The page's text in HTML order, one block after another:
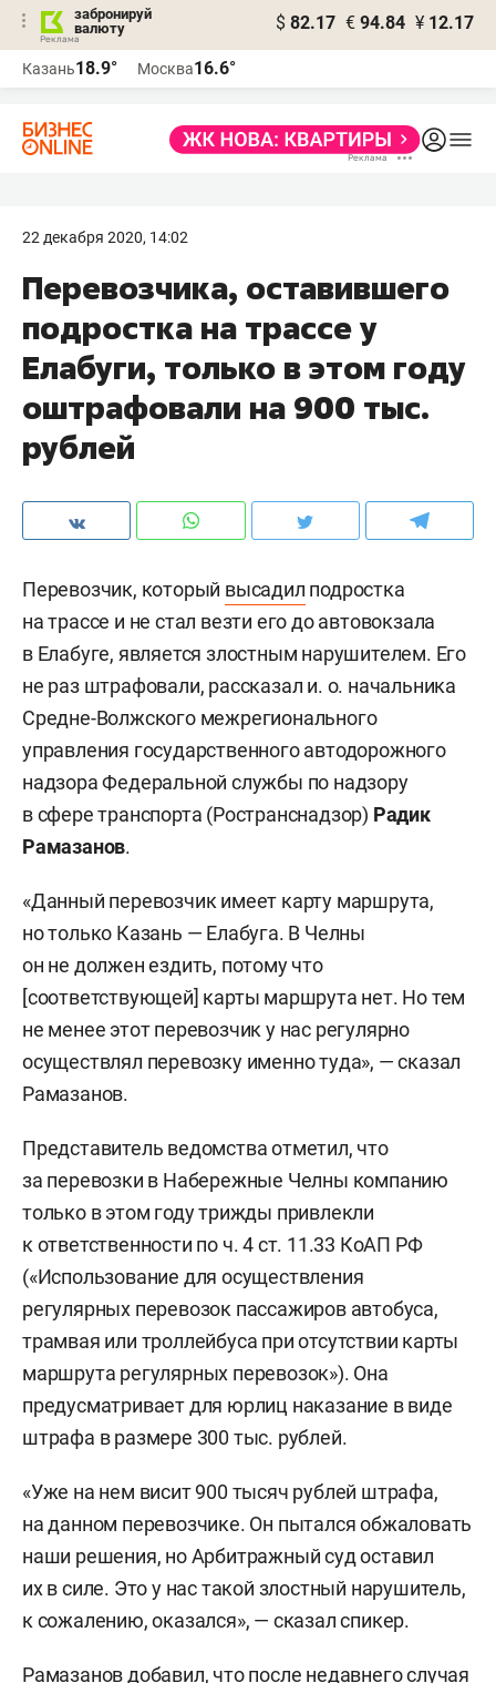
забронируй
валюту
$ 82.17 € 94.84 ¥ 12.17
Казань18.9° Москва16.6°
22 декабря 2020, 14:02
Перевозчика, оставившего
подростка на трассе у
Елабуги, только в этом году
оштрафовали на 900 тыс.
рублей
Перевозчик, который высадил подростка
на трассе и не стал везти его до автовокзала
в Елабуге, является злостным нарушителем. Его
не раз штрафовали, рассказал и. о. начальника
Средне-Волжского межрегионального
управления государственного автодорожного
надзора Федеральной службы по надзору
в сфере транспорта (Ространснадзор) Радик
Рамазанов.
«Данный перевозчик имеет карту маршрута,
но только Казань — Елабуга. В Челны
он не должен ездить, потому что
[соответствующей] карты маршрута нет. Но тем
не менее этот перевозчик у нас регулярно
осуществлял перевозку именно туда», — сказал
Рамазанов.
Представитель ведомства отметил, что
за перевозки в Набережные Челны компанию
только в этом году трижды привлекли
к ответственности по ч. 4 ст. 11.33 КоАП РФ
(«Использование для осуществления
регулярных перевозок пассажиров автобуса,
трамвая или троллейбуса при отсутствии карты
маршрута регулярных перевозок»). Она
предусматривает для юрлиц наказание в виде
штрафа в размере 300 тыс. рублей.
«Уже на нем висит 900 тысяч рублей штрафа,
на данном перевозчике. Он пытался обжаловать
наши решения, но Арбитражный суд оставил
их в силе. Это у нас такой злостный нарушитель,
к сожалению, оказался», — сказал спикер.
Рамазанов добавил, что после недавнего случая